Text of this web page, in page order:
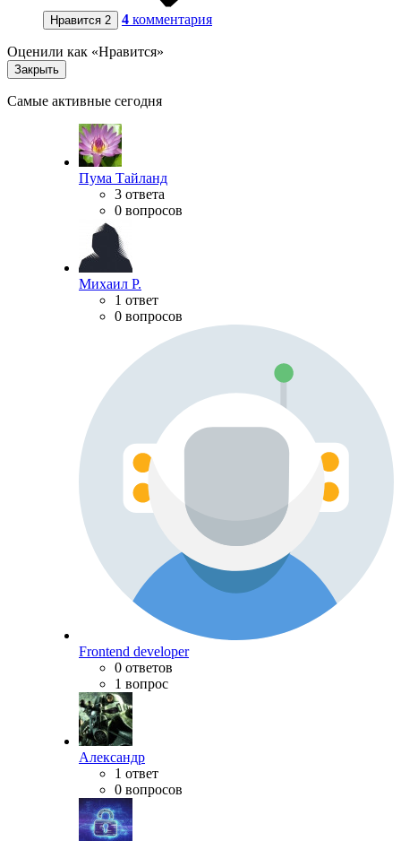
Нравится 2 4 комментария
Оценили как «Нравится»
Закрыть
Самые активные сегодня
Пума Тайланд
3 ответа
0 вопросов
Михаил Р.
1 ответ
0 вопросов
Frontend developer
0 ответов
1 вопрос
Александр
1 ответ
0 вопросов